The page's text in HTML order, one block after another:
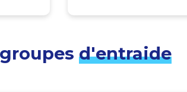
d'entraide